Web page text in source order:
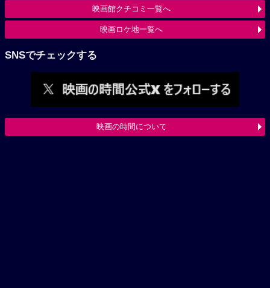
映画館クチコミ一覧へ
映画ロケ地一覧へ
SNSでチェックする
映画の時間について